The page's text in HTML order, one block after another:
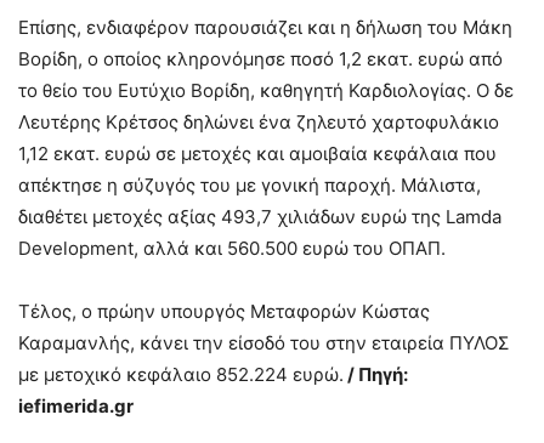
Επίσης, ενδιαφέρον παρουσιάζει και η δήλωση του Μάκη
Βορίδη, ο οποίος κληρονόμησε ποσό 1,2 εκατ. ευρώ από
το θείο του Ευτύχιο Βορίδη, καθηγητή Καρδιολογίας. Ο δε
Λευτέρης Κρέτσος δηλώνει ένα ζηλευτό χαρτοφυλάκιο
1,12 εκατ. ευρώ σε μετοχές και αμοιβαία κεφάλαια που
απέκτησε η σύζυγός του με γονική παροχή. Μάλιστα,
διαθέτει μετοχές αξίας 493,7 χιλιάδων ευρώ της Lamda
Development, αλλά και 560.500 ευρώ του ΟΠΑΠ.
Τέλος, ο πρώην υπουργός Μεταφορών Κώστας
Καραμανλής, κάνει την είσοδό του στην εταιρεία ΠΥΛΟΣ
με μετοχικό κεφάλαιο 852.224 ευρώ. / Πηγή:
iefimerida.gr